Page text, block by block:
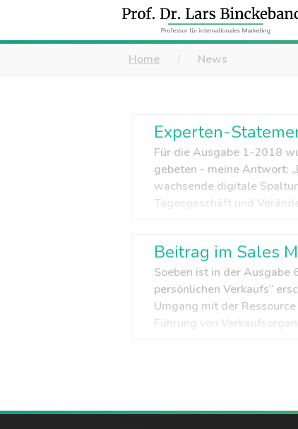
Home News
Experten-
Für die Ausgabe 1-2018
gebeten - meine Antwort:
wachsende digitale
Tagesgeschäft und
Beitrag im Sales
Soeben ist in der Ausgabe
persönlichen Verkaufs“
Umgang mit der
Führung von